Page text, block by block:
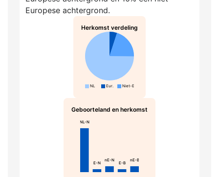
Europese achtergrond.
Herkomst verdeling
NL Eur. Niet-Eur.
Geboorteland en herkomst
NL-N
E-N
nE-N
E-B
nE-B